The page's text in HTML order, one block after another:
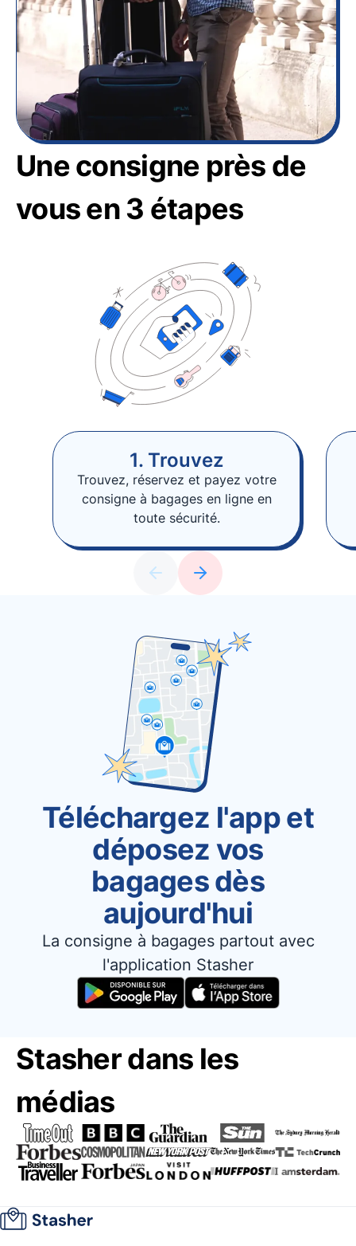
Une consigne près de
vous en 3 étapes
1. Trouvez
Trouvez, réservez et payez votre
consigne à bagages en ligne en
toute sécurité.
Téléchargez l'app et
déposez vos
bagages dès
aujourd'hui
La consigne à bagages partout avec
l'application Stasher
Stasher dans les
médias